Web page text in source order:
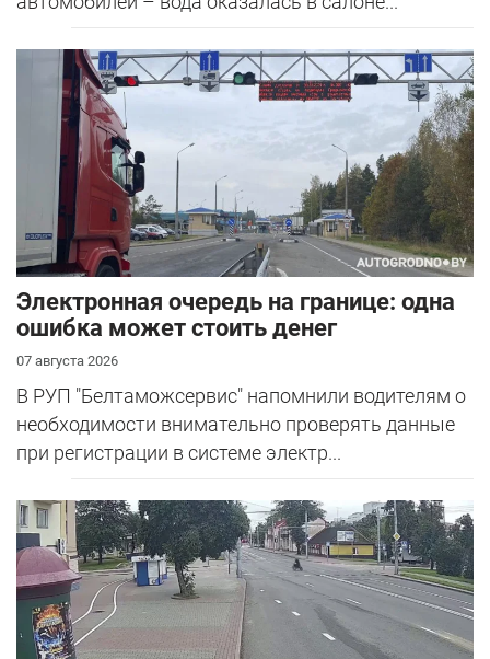
Электронная очередь на границе: одна
ошибка может стоить денег
07 августа 2026
В РУП "Белтаможсервис" напомнили водителям о
необходимости внимательно проверять данные
при регистрации в системе электр...